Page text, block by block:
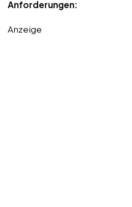
Anforderungen:
Anzeige